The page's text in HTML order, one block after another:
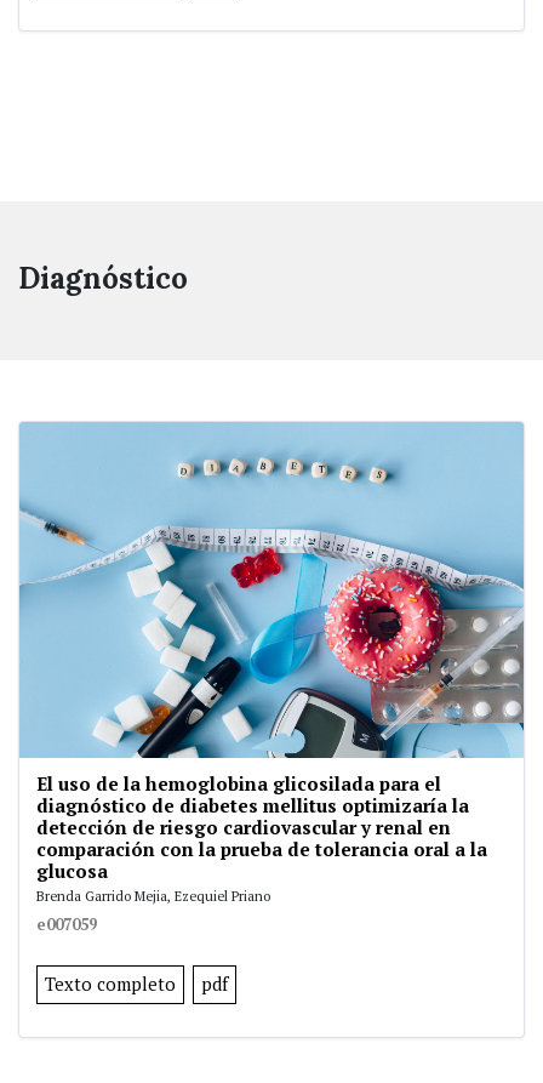
Diagnóstico
El uso de la hemoglobina glicosilada para el
diagnóstico de diabetes mellitus optimizaría la
detección de riesgo cardiovascular y renal en
comparación con la prueba de tolerancia oral a la
glucosa
Brenda Garrido Mejia, Ezequiel Priano
e007059
Texto completo pdf